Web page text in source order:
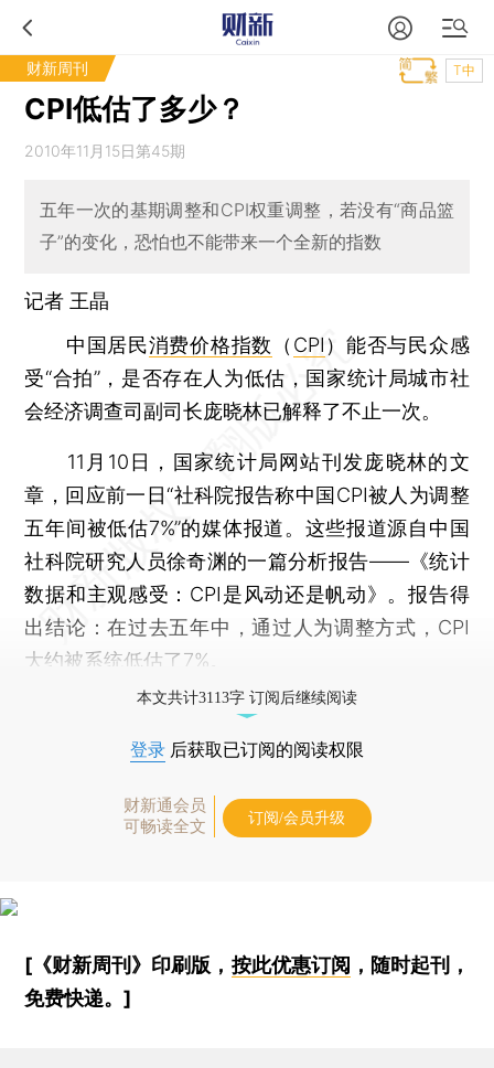
财新周刊 T中
CPI低估了多少？
2010年11月15日第45期
五年一次的基期调整和CPI权重调整，若没有“商品篮
子”的变化，恐怕也不能带来一个全新的指数
记者 王晶
中国居民消费价格指数 （ CPI ）能否与民众感
受“合拍”，是否存在人为低估，国家统计局城市社
会经济调查司副司长庞晓林已解释了不止一次。
11月10日，国家统计局网站刊发庞晓林的文
章，回应前一日“社科院报告称中国CPI被人为调整
五年间被低估7%”的媒体报道。这些报道源自中国
社科院研究人员徐奇渊的一篇分析报告——《统计
数据和主观感受：CPI是风动还是帆动》。报告得
出结论：在过去五年中，通过人为调整方式，CPI
大约被系统低估了7%。
本文共计3113字 订阅后继续阅读
登录 后获取已订阅的阅读权限
财新通会员
可畅读全文
订阅/会员升级
[《财新周刊》印刷版， 按此优惠订阅 ，随时起刊，
免费快递。]